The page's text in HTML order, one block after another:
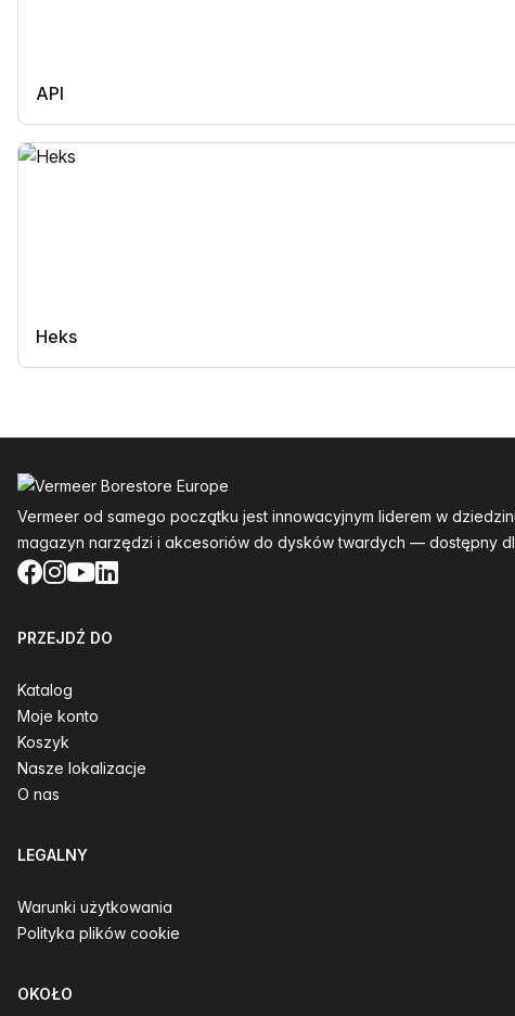
API
Heks
Vermeer od samego początku jest innowacyjnym liderem w
magazyn narzędzi i akcesoriów do dysków twardych — dostępny
Facebook
Instagram
YouTube
LinkedIn
PRZEJDŹ DO
Katalog
Moje konto
Koszyk
Nasze lokalizacje
O nas
LEGALNY
Warunki użytkowania
Polityka plików cookie
OKOŁO